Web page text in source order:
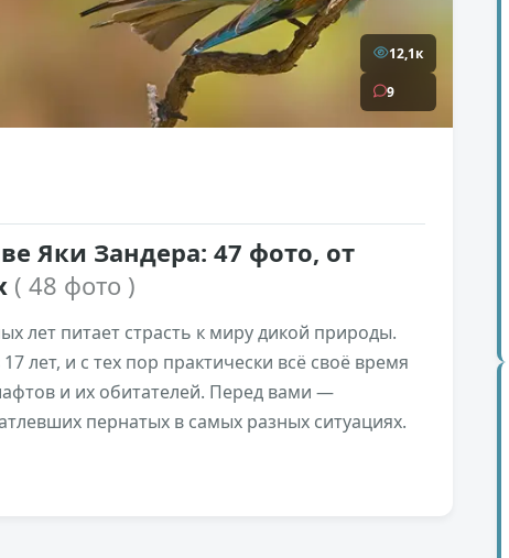
12,1к
9
Яки Зандера: 47 фото, от
( 48 фото )
лет питает страсть к миру дикой природы.
лет, и с тех пор практически всё своё время
и их обитателей. Перед вами —
пернатых в самых разных ситуациях.